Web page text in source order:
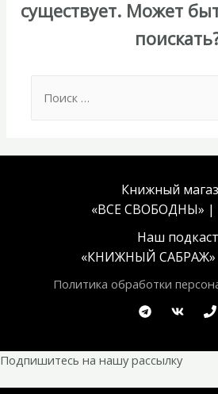
существует. Может
for:
Книжный
«ВСЕ СВОБОДНЫ» |
Наш подкаст
«КНИЖНЫЙ САБРАЖ
Политика обработки
Подпишитесь на нашу рассылку